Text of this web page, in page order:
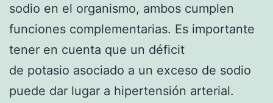
sodio en el organismo, ambos cumplen
funciones complementarias. Es importante
tener en cuenta que un déficit
de potasio asociado a un exceso de sodio
puede dar lugar a hipertensión arterial.